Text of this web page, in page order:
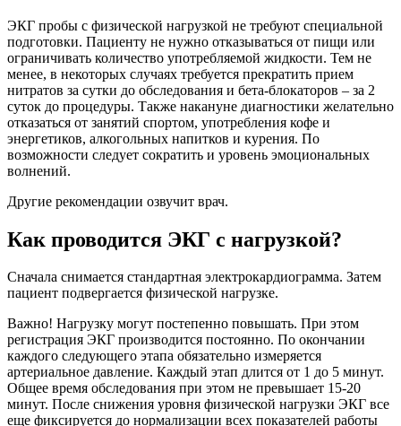
ЭКГ пробы с физической нагрузкой не требуют специальной
подготовки. Пациенту не нужно отказываться от пищи или
ограничивать количество употребляемой жидкости. Тем не
менее, в некоторых случаях требуется прекратить прием
нитратов за сутки до обследования и бета-блокаторов – за 2
суток до процедуры. Также накануне диагностики желательно
отказаться от занятий спортом, употребления кофе и
энергетиков, алкогольных напитков и курения. По
возможности следует сократить и уровень эмоциональных
волнений.
Другие рекомендации озвучит врач.
Как проводится ЭКГ с нагрузкой?
Сначала снимается стандартная электрокардиограмма. Затем
пациент подвергается физической нагрузке.
Важно! Нагрузку могут постепенно повышать. При этом
регистрация ЭКГ производится постоянно. По окончании
каждого следующего этапа обязательно измеряется
артериальное давление. Каждый этап длится от 1 до 5 минут.
Общее время обследования при этом не превышает 15-20
минут. После снижения уровня физической нагрузки ЭКГ все
еще фиксируется до нормализации всех показателей работы